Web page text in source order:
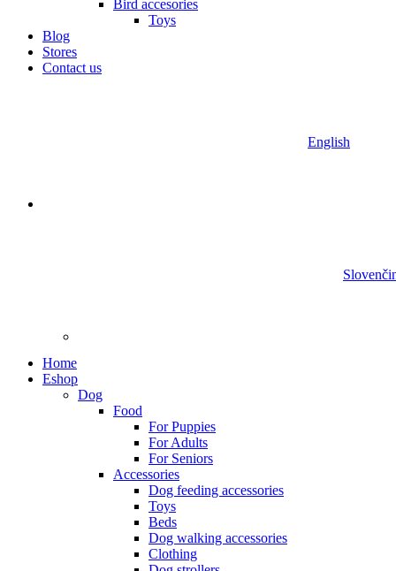
Bird accesories
Toys
Blog
Stores
Contact us
English
Home
Eshop
Dog
Food
For Puppies
For Adults
For Seniors
Accessories
Dog feeding accessories
Toys
Beds
Dog walking accessories
Clothing